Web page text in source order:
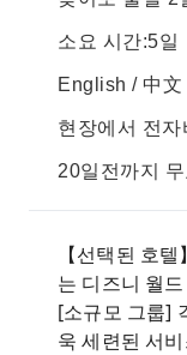
소요 시간:5일
English / 中文
현장에서 전
20일전까지
【선택된 호
는 디즈니 월
[소규모 그룹]
욱 세련된 서